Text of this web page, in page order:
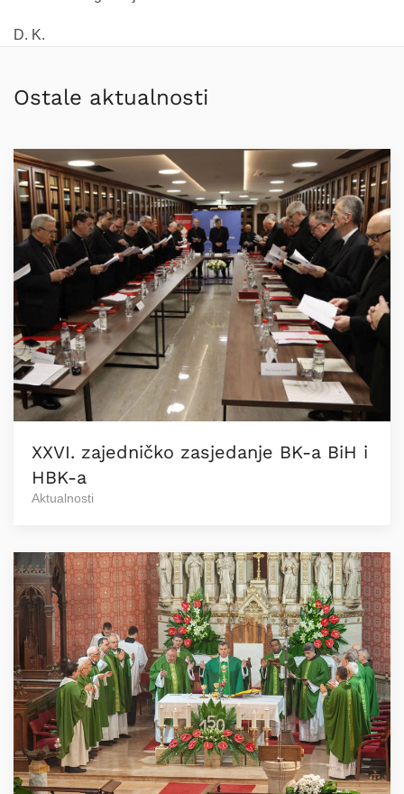
D. K.
Ostale aktualnosti
XXVI. zajedničko zasjedanje BK-a BiH i
HBK-a
Aktualnosti